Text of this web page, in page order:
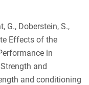
G., Doberstein, S.,
Effects of the
in
and
and conditioning